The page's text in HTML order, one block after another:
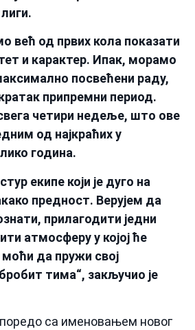
већ од првих кола показати
и карактер. Ипак, морамо
посвећени раду,
припремни период.
четири недеље, што ове
од најкраћих у
година.
екипе који је дуго на
предност. Верујем да
прилагодити једни
атмосферу у којој ће
моћи да пружи свој
тима“, закључио је
са именовањем новог